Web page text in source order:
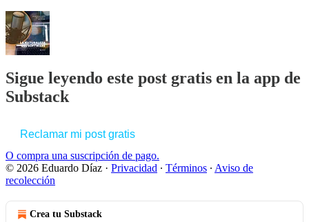
Sigue leyendo este post gratis en la app de
Substack
Reclamar mi post gratis
O compra una suscripción de pago.
© 2026 Eduardo Díaz · Privacidad ∙ Términos ∙ Aviso de
recolección
Crea tu Substack